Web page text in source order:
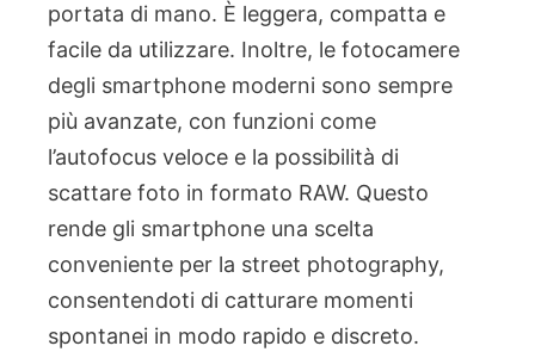
portata di mano. È leggera, compatta e
facile da utilizzare. Inoltre, le fotocamere
degli smartphone moderni sono sempre
più avanzate, con funzioni come
l’autofocus veloce e la possibilità di
scattare foto in formato RAW. Questo
rende gli smartphone una scelta
conveniente per la street photography,
consentendoti di catturare momenti
spontanei in modo rapido e discreto.